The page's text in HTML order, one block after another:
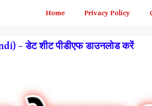
Home Privacy Policy
– डेट शीट पीडीएफ डाउनलोड करें